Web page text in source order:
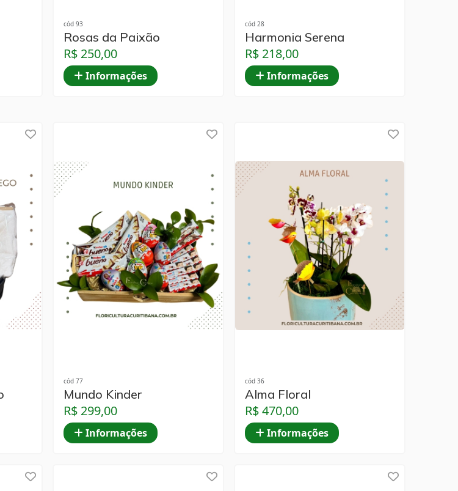
cód 93
Rosas da Paixão
R$ 250,00
Informações
cód 28
Harmonia Serena
R$ 218,00
Informações
cód 77
Mundo Kinder
R$ 299,00
Informações
cód 36
Alma Floral
R$ 470,00
Informações